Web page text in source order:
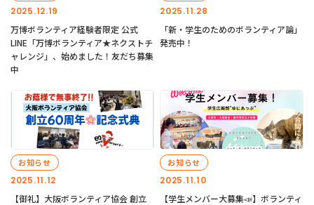
2025.12.19
万博ボランティア経験者限定 公式
LINE「万博ボランティア★ネクストチ
ャレンジ」、始めました！友だち募集
中
2025.11.28
「新・学生のためのボランティア論」
発売中！
2025.11.12
お知らせ
【御礼】大阪ボランティア協会 創立
2025.11.10
お知らせ
【学生メンバー大募集📣】ボランティ